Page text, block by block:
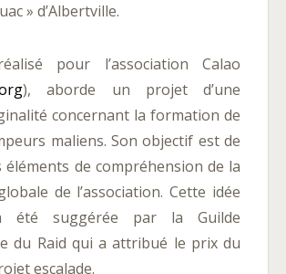
» d’Albertville.
pour l’association Calao
), aborde un projet d’une
concernant la formation de
maliens. Son objectif est de
éléments de compréhension de la
de l’association. Cette idée
suggérée par la Guilde
du Raid qui a attribué le prix du
escalade.